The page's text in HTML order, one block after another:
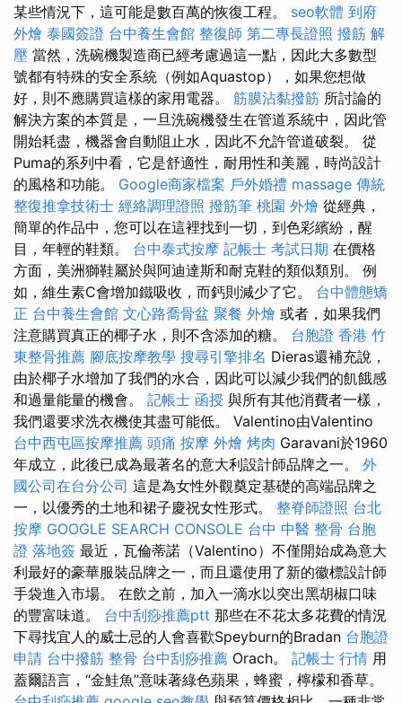
某些情況下，這可能是數百萬的恢復工程。 seo軟體 到府
外燴 泰國簽證 台中養生會館 整復師 第二專長證照 撥筋 解
壓 當然，洗碗機製造商已經考慮過這一點，因此大多數型
號都有特殊的安全系統（例如Aquastop），如果您想做
好，則不應購買這樣的家用電器。 筋膜沾黏撥筋 所討論的
解決方案的本質是，一旦洗碗機發生在管道系統中，因此管
開始耗盡，機器會自動阻止水，因此不允許管道破裂。 從
Puma的系列中看，它是舒適性，耐用性和美麗，時尚設計
的風格和功能。 Google商家檔案 戶外婚禮 massage 傳統
整復推拿技術士 經絡調理證照 撥筋筆 桃園 外燴 從經典，
簡單的作品中，您可以在這裡找到一切，到色彩繽紛，醒
目，年輕的鞋類。 台中泰式按摩 記帳士 考試日期 在價格
方面，美洲獅鞋屬於與阿迪達斯和耐克鞋的類似類別。 例
如，維生素C會增加鐵吸收，而鈣則減少了它。 台中體態矯
正 台中養生會館 文心路喬骨盆 聚餐 外燴 或者，如果我們
注意購買真正的椰子水，則不含添加的糖。 台胞證 香港 竹
東整骨推薦 腳底按摩教學 搜尋引擎排名 Dieras還補充說，
由於椰子水增加了我們的水合，因此可以減少我們的飢餓感
和過量能量的機會。 記帳士 函授 與所有其他消費者一樣，
我們還要求洗衣機使其盡可能低。 Valentino由Valentino
台中西屯區按摩推薦 頭痛 按摩 外燴 烤肉 Garavani於1960
年成立，此後已成為最著名的意大利設計師品牌之一。 外
國公司在台分公司 這是為女性外觀奠定基礎的高端品牌之
一，以優秀的土地和裙子慶祝女性形式。 整脊師證照 台北
按摩 GOOGLE SEARCH CONSOLE 台中 中醫 整骨 台胞
證 落地簽 最近，瓦倫蒂諾（Valentino）不僅開始成為意大
利最好的豪華服裝品牌之一，而且還使用了新的徽標設計師
手袋進入市場。 在飲之前，加入一滴水以突出黑胡椒口味
的豐富味道。 台中刮痧推薦ptt 那些在不花太多花費的情況
下尋找宜人的威士忌的人會喜歡Speyburn的Bradan 台胞證
申請 台中撥筋 整骨 台中刮痧推薦 Orach。 記帳士 行情 用
蓋爾語言，“金鮭魚”意味著綠色蘋果，蜂蜜，檸檬和香草。